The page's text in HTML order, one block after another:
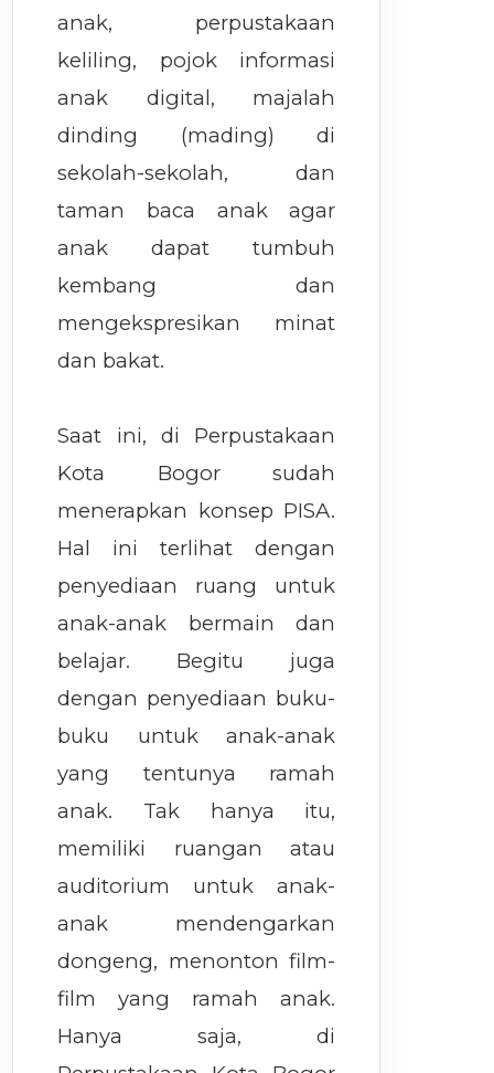
anak, perpustakaan
keliling, pojok informasi
anak digital, majalah
dinding (mading) di
sekolah-sekolah, dan
taman baca anak agar
anak dapat tumbuh
kembang dan
mengekspresikan minat
dan bakat.
Saat ini, di Perpustakaan
Kota Bogor sudah
menerapkan konsep PISA.
Hal ini terlihat dengan
penyediaan ruang untuk
anak-anak bermain dan
belajar. Begitu juga
dengan penyediaan buku-
buku untuk anak-anak
yang tentunya ramah
anak. Tak hanya itu,
memiliki ruangan atau
auditorium untuk anak-
anak mendengarkan
dongeng, menonton film-
film yang ramah anak.
Hanya saja, di